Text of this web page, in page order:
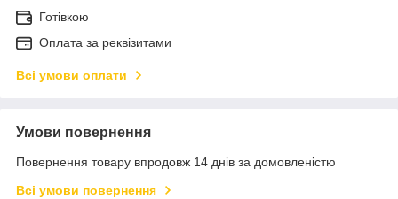
Готівкою
Оплата за реквізитами
Всі умови оплати
Умови повернення
Повернення товару впродовж 14 днів за домовленістю
Всі умови повернення